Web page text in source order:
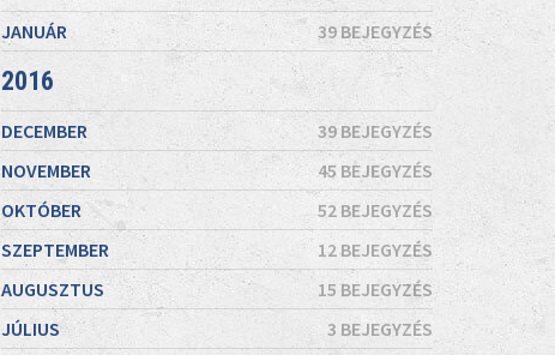
JANUÁR
39 BEJEGYZÉS
2016
DECEMBER
39 BEJEGYZÉS
NOVEMBER
45 BEJEGYZÉS
OKTÓBER
52 BEJEGYZÉS
SZEPTEMBER
12 BEJEGYZÉS
AUGUSZTUS
15 BEJEGYZÉS
JÚLIUS
3 BEJEGYZÉS